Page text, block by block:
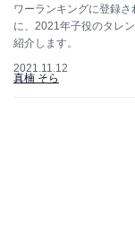
ワーランキングに登録
に、2021年子役のタレ
紹介します。
2021.11.12
真楠 そら